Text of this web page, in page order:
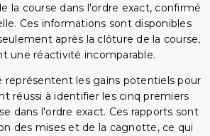
la course dans l'ordre exact, confirmé
Ces informations sont disponibles
après la clôture de la course,
une réactivité incomparable.
représentent les gains potentiels pour
réussi à identifier les cinq premiers
dans l'ordre exact. Ces rapports sont
des mises et de la cagnotte, ce qui